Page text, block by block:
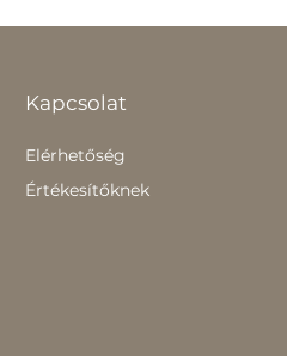
Kapcsolat
Elérhetőség
Értékesítőknek